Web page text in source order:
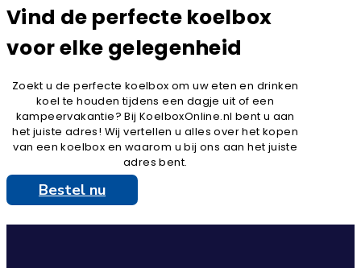
Vind de perfecte koelbox
voor elke gelegenheid
Zoekt u de perfecte koelbox om uw eten en drinken
koel te houden tijdens een dagje uit of een
kampeervakantie? Bij KoelboxOnline.nl bent u aan
het juiste adres! Wij vertellen u alles over het kopen
van een koelbox en waarom u bij ons aan het juiste
adres bent.
Bestel nu